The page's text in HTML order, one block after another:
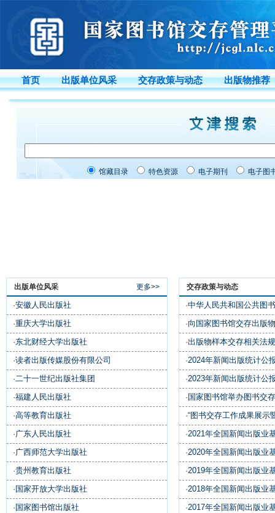
首页 出版单位风采 交存政策与动态 出版物推荐
出版单位风采 更多>>
·安徽人民出版社
·重庆大学出版社
·东北财经大学出版社
·读者出版传媒股份有限公司
·二十一世纪出版社集团
·福建人民出版社
·高等教育出版社
·广东人民出版社
·广西师范大学出版社
·贵州教育出版社
· 国家开放大学出版社
· 国家图书馆出版社
交存政策与动态
·中华人民共和国公共图
·向国家图书馆交存出版
·出版物样本交存相关法
·2024年新闻出版统计公
·2023年新闻出版统计公
· 国家图书馆举办图书交
·“图书交存工作成果展示
·2021年全国新闻出版业
·2020年全国新闻出版业
·2019年全国新闻出版业
·2018年全国新闻出版业
·2017年全国新闻出版业